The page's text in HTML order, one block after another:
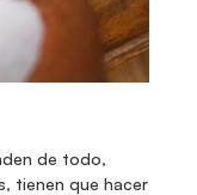
de todo,
tienen que hacer